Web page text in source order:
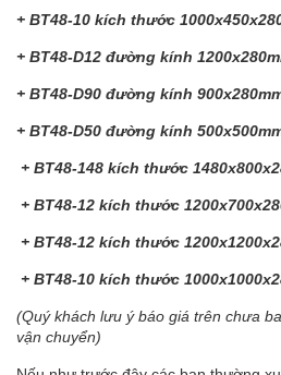
+ BT48-10 kích thước
+ BT48-D12 đường kính
+ BT48-D90 đường kính
+ BT48-D50 đường kính
+ BT48-148 kích thước
+ BT48-12 kích thước
+ BT48-12 kích thước
+ BT48-10 kích thước
(Quý khách lưu ý báo giá trên chưa
vận chuyển)